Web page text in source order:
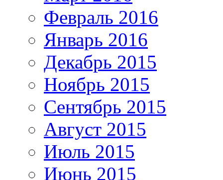
Февраль 2016
Январь 2016
Декабрь 2015
Ноябрь 2015
Сентябрь 2015
Август 2015
Июль 2015
Июнь 2015